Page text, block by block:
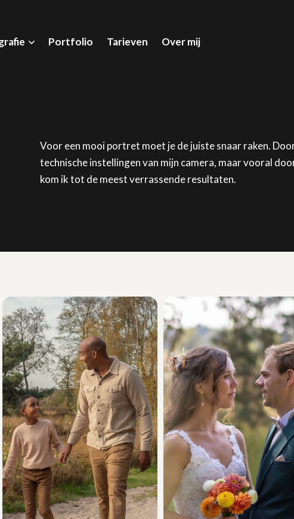
Portfolio Tarieven Over mij
Voor een mooi portret moet je de juiste snaar raken.
technische instellingen van mijn camera, maar vooral
kom ik tot de meest verrassende resultaten.